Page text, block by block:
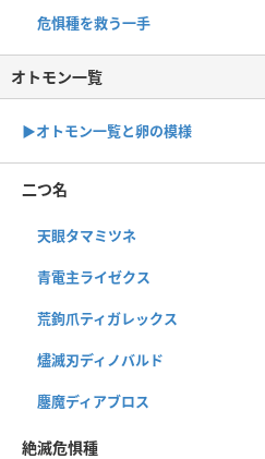
危惧種を救う一手
オトモン一覧
▶︎オトモン一覧と卵の模様
二つ名
天眼タマミツネ
青電主ライゼクス
荒鉤爪ティガレックス
燼滅刃ディノバルド
鏖魔ディアブロス
絶滅危惧種